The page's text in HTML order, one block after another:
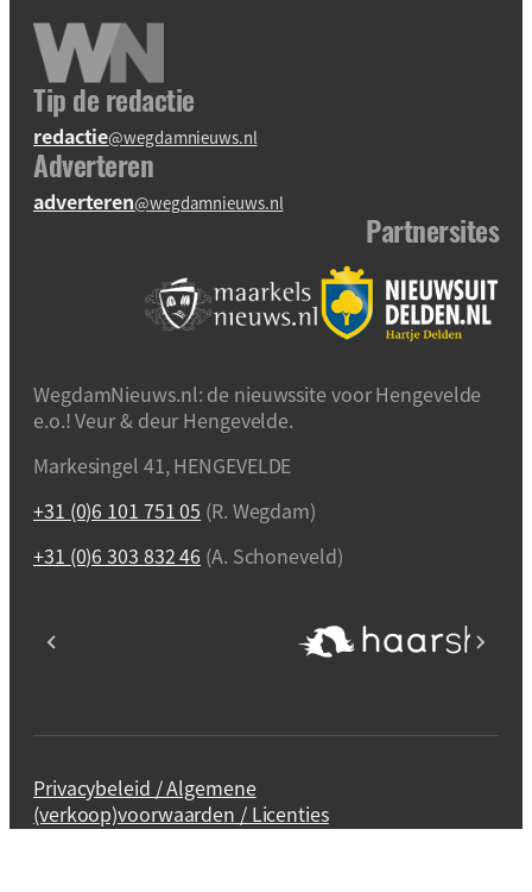
Tip de redactie
redactie@wegdamnieuws.nl
Adverteren
adverteren@wegdamnieuws.nl
Partnersites
WegdamNieuws.nl: de nieuwssite voor Hengevelde
e.o.! Veur & deur Hengevelde.
Markesingel 41, HENGEVELDE
+31 (0)6 101 751 05 (R. Wegdam)
+31 (0)6 303 832 46 (A. Schoneveld)
Privacybeleid / Algemene
(verkoop)voorwaarden / Licenties